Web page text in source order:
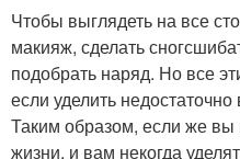
Чтобы выглядеть на все
макияж, сделать
подобрать наряд. Но все
если уделить
Таким образом, если же вы
жизни, и вам некогда